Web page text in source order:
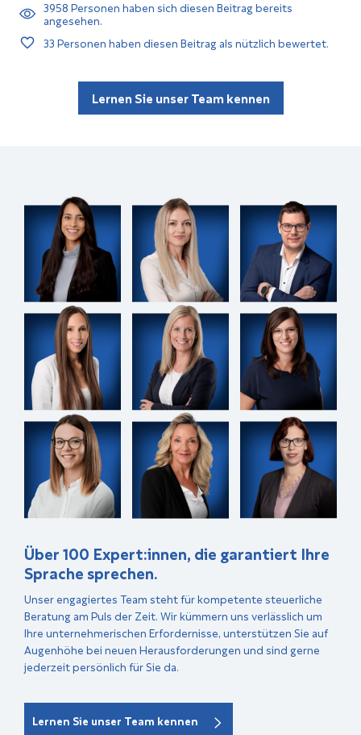
3958Personen haben sich diesen Beitrag bereits
angesehen.
33Personen haben diesen Beitrag als nützlich bewertet.
Lernen Sie unser Team kennen
Über 100 Expert:innen, die garantiert Ihre
Sprache sprechen.
Unser engagiertes Team steht für kompetente steuerliche
Beratung am Puls der Zeit. Wir kümmern uns verlässlich um
Ihre unternehmerischen Erfordernisse, unterstützen Sie auf
Augenhöhe bei neuen Herausforderungen und sind gerne
jederzeit persönlich für Sie da.
Lernen Sie unser Team kennen